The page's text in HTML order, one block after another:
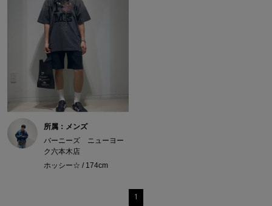
所属：メンズ
バーニーズ ニューヨー
ク六本木店
ホッシー☆ / 174cm
1